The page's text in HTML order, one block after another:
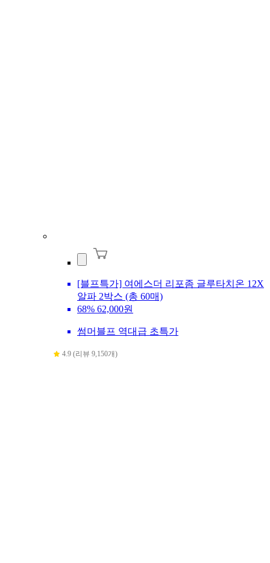
[블프특가] 여에스더 리포좀 글루타치온 12X
알파 2박스 (총 60매)
68% 62,000원
썸머블프 역대급 초특가
4.9 (리뷰 9,150개)